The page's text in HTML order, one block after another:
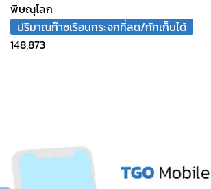
พิษณุโลก
ปริมาณก๊าซเรือนกระจกที่ลด/กักเก็บได้
148,873